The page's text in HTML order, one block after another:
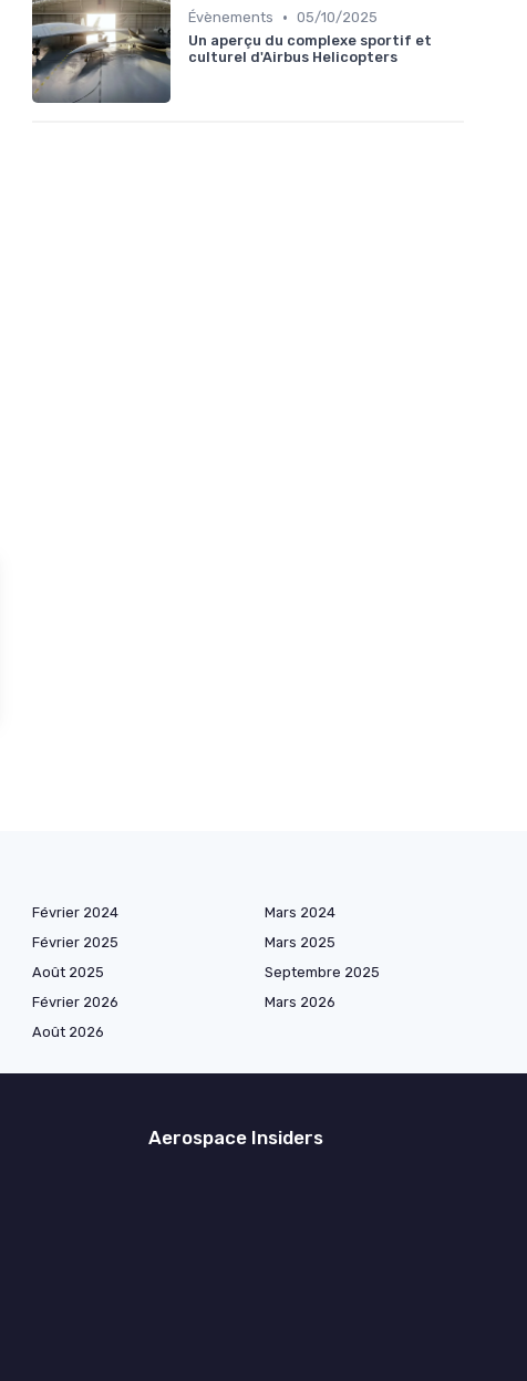
Évènements • 05/10/2025
Un aperçu du complexe sportif et
culturel d'Airbus Helicopters
Février 2024
Mars 2024
Février 2025
Mars 2025
Août 2025
Septembre 2025
Février 2026
Mars 2026
Août 2026
Aerospace Insiders